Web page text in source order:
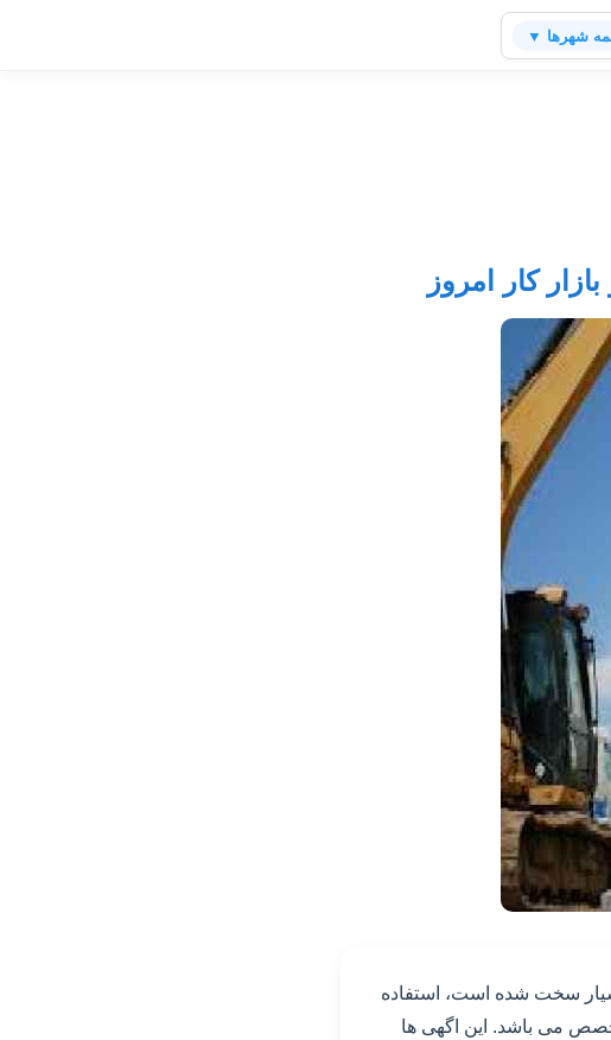
شهرها ▼
کار امروز
سخت شده است، استفاده
می باشد. این اگهی ها